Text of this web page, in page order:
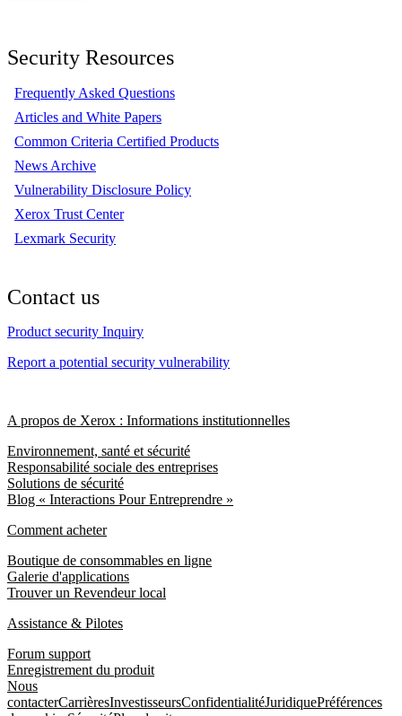
Security Resources
Frequently Asked Questions
Articles and White Papers
Common Criteria Certified Products
News Archive
Vulnerability Disclosure Policy
Xerox Trust Center
Lexmark Security
Contact us
Product security Inquiry
Report a potential security vulnerability
A propos de Xerox : Informations institutionnelles
Environnement, santé et sécurité
Responsabilité sociale des entreprises
Solutions de sécurité
Blog « Interactions Pour Entreprendre »
Comment acheter
Boutique de consommables en ligne
Galerie d'applications
Trouver un Revendeur local
Assistance & Pilotes
Forum support
Enregistrement du produit
Nous
contacterCarrièresInvestisseursConfidentialitéJuridiquePréférences